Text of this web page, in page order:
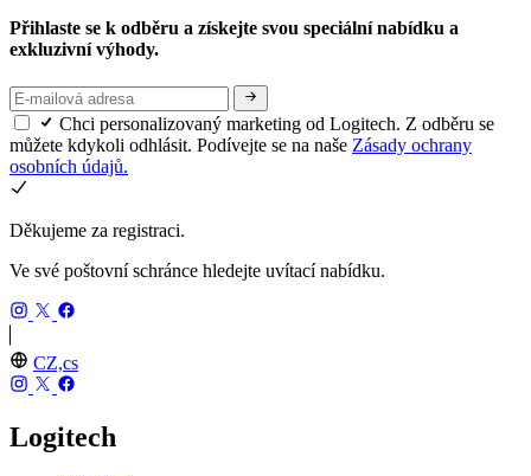
Přihlaste se k odběru a získejte svou speciální nabídku a
exkluzivní výhody.
Chci personalizovaný marketing od Logitech. Z odběru se
můžete kdykoli odhlásit. Podívejte se na naše Zásady ochrany
osobních údajů.
Děkujeme za registraci.
Ve své poštovní schránce hledejte uvítací nabídku.
CZ,cs
Logitech